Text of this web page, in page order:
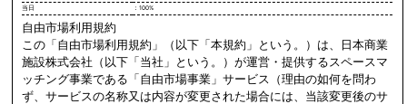
当日
：100%
自由市場利用規約
この「自由市場利用規約」（以下「本規約」という。）は、日本商業
施設株式会社（以下「当社」という。）が運営・提供するスペースマ
ッチング事業である「自由市場事業」サービス（理由の如何を問わ
ず、サービスの名称又は内容が変更された場合には、当該変更後のサ